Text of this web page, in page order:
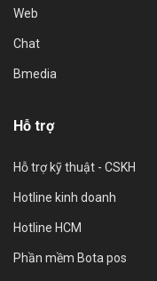
Web
Chat
Bmedia
Hỗ trợ
Hỗ trợ kỹ thuật - CSKH
Hotline kinh doanh
Hotline HCM
Phần mềm Bota pos